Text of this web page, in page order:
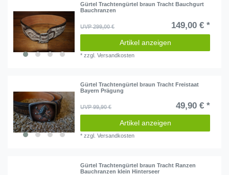
Gürtel Trachtengürtel braun Tracht Bauchgurt
Bauchranzen
UVP 299,00 € 149,00 € *
Artikel anzeigen
*zzgl.Versandkosten
Gürtel Trachtengürtel braun Tracht Freistaat
Bayern Prägung
UVP 99,90 € 49,90 € *
Artikel anzeigen
*zzgl.Versandkosten
Gürtel Trachtengürtel braun Tracht Ranzen
Bauchranzen klein Hinterseer